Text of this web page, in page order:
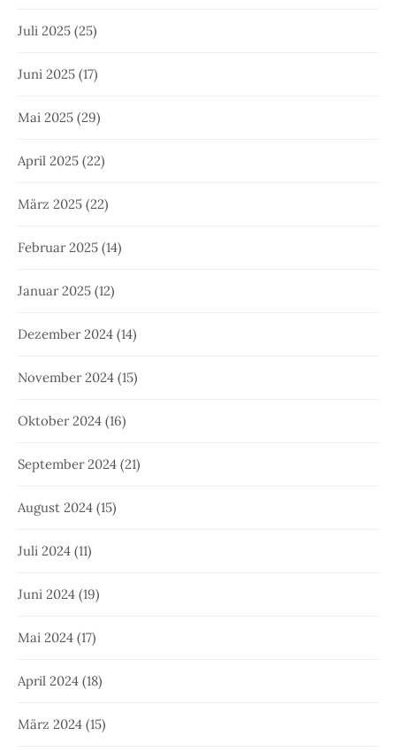
Juli 2025 (25)
Juni 2025 (17)
Mai 2025 (29)
April 2025 (22)
März 2025 (22)
Februar 2025 (14)
Januar 2025 (12)
Dezember 2024 (14)
November 2024 (15)
Oktober 2024 (16)
September 2024 (21)
August 2024 (15)
Juli 2024 (11)
Juni 2024 (19)
Mai 2024 (17)
April 2024 (18)
März 2024 (15)